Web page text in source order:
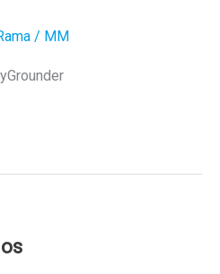
/ MM
‏@PlayGrounder